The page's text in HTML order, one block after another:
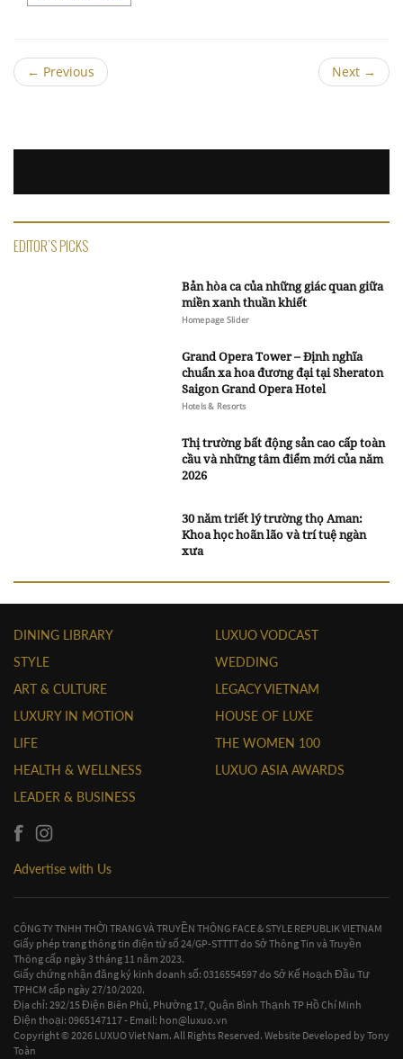
← Previous Next →
EDITOR'S PICKS
Bản hòa ca của những giác quan giữa
miền xanh thuần khiết
Homepage Slider
Grand Opera Tower – Định nghĩa
chuẩn xa hoa đương đại tại Sheraton
Saigon Grand Opera Hotel
Hotels & Resorts
2026
Khoa học hoãn lão và trí tuệ ngàn
LEADER & BUSINESS
CÔNG TY TNHH THỜI TRANG VÀ TRUYỀN THÔNG FACE & STYLE REPUBLIK VIETNAM
Giấy phép trang thông tin điện tử số 24/GP-STTTT do Sở Thông Tin và Truyền
Thông cấp ngày 3 tháng 11 năm 2023.
Giấy chứng nhận đăng ký kinh doanh số: 0316554597 do Sở Kế Hoạch Đầu Tư
TPHCM cấp ngày 27/10/2020.
Địa chỉ: 292/15 Điện Biên Phủ, Phường 17, Quận Bình Thạnh TP Hồ Chí Minh